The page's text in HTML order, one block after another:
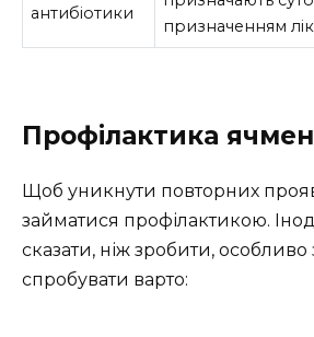
антибіотики
призначенням
Профілактика
Щоб уникнути повторних
займатися профілактикою.
сказати, ніж зробити, особливо
спробувати варто: